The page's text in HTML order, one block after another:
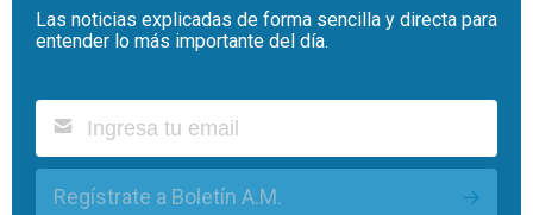
Las noticias explicadas de forma sencilla y directa para
entender lo más importante del día.
Regístrate a Boletín A.M.